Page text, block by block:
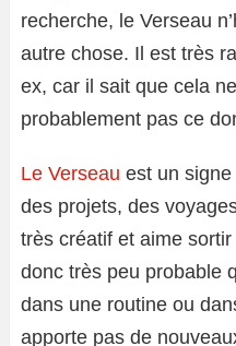
recherche, le Verseau
autre chose. Il est très
ex, car il sait que cela
probablement pas ce
Le Verseau est un
des projets, des
très créatif et aime
donc très peu probable
dans une routine ou
apporte pas de